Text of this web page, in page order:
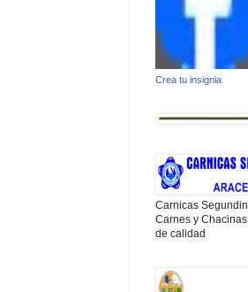
Crea tu insignia
Carnicas Segundin,
Carnes y Chacinas
de calidad